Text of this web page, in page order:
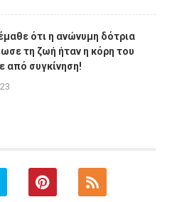
ότι η ανώνυμη δότρια
τη ζωή ήταν η κόρη του
από συγκίνηση!